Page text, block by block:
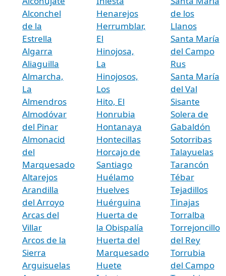
Alconchel
de la
Estrella
Algarra
Aliaguilla
Almarcha,
La
Almendros
Almodóvar
del Pinar
Almonacid
del
Marquesado
Altarejos
Arandilla
del Arroyo
Arcas del
Villar
Arcos de la
Sierra
Arguisuelas
Henarejos
Herrumblar,
El
Hinojosa,
La
Hinojosos,
Los
Hito, El
Honrubia
Hontanaya
Hontecillas
Horcajo de
Santiago
Huélamo
Huelves
Huérguina
Huerta de
la Obispalía
Huerta del
Marquesado
Huete
de los
Llanos
Santa María
del Campo
Rus
Santa María
del Val
Sisante
Solera de
Gabaldón
Sotorribas
Talayuelas
Tarancón
Tébar
Tejadillos
Tinajas
Torralba
Torrejoncillo
del Rey
Torrubia
del Campo